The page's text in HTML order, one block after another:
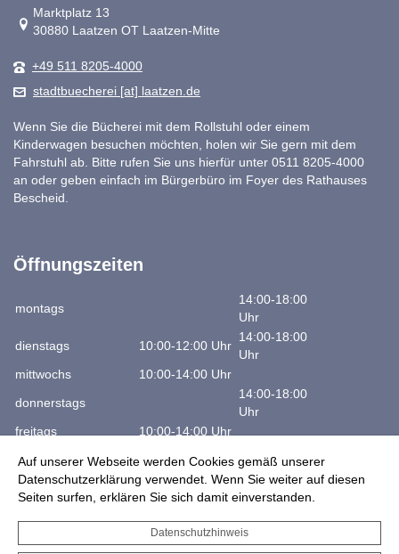
Auf unserer Webseite werden Cookies gemäß unserer
Datenschutzerklärung verwendet. Wenn Sie weiter auf diesen
Seiten surfen, erklären Sie sich damit einverstanden.
Datenschutzhinweis
Link zur Google-Maps Navigation
Marktplatz 13
30880 Laatzen OT Laatzen-Mitte
+49 511 8205-4000
stadtbuecherei [at] laatzen.de
Wenn Sie die Bücherei mit dem Rollstuhl oder einem
Kinderwagen besuchen möchten, holen wir Sie gern mit dem
Fahrstuhl ab. Bitte rufen Sie uns hierfür unter 0511 8205-4000
an oder geben einfach im Bürgerbüro im Foyer des Rathauses
Bescheid.
Öffnungszeiten
montags
14:00-18:00
Uhr
dienstags 10:00-12:00 Uhr
14:00-18:00
Uhr
mittwochs
10:00-14:00 Uhr
donnerstags
14:00-18:00
Uhr
freitags
10:00-14:00 Uhr
Telefon: +49 (511) 8205-4000
Julius Club